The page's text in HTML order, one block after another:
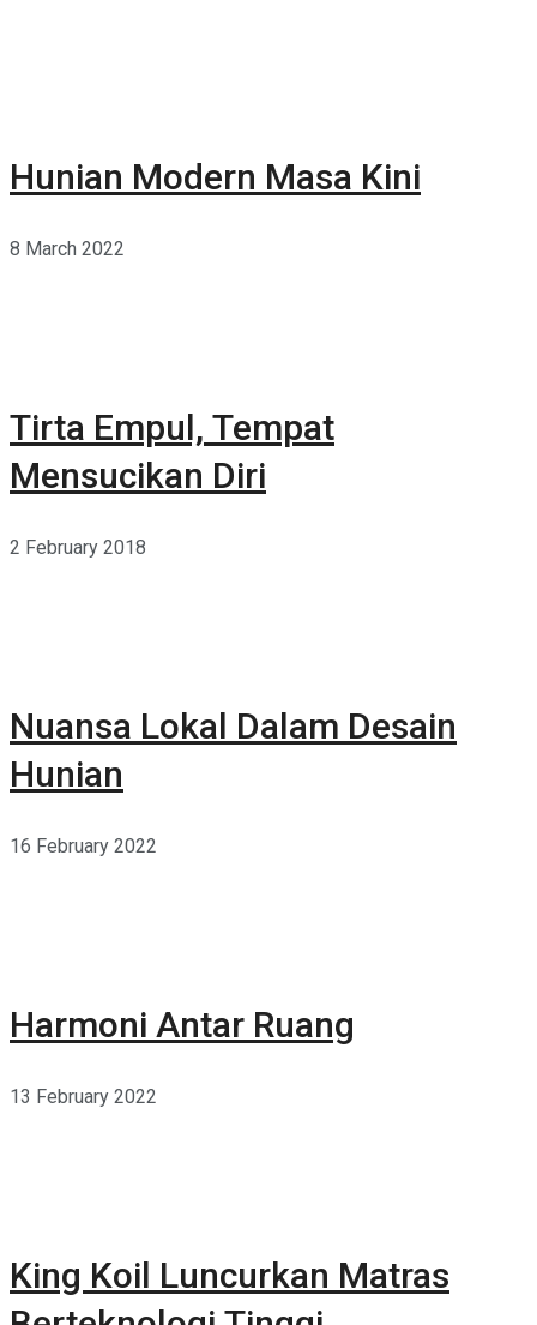
Hunian Modern Masa Kini
8 March 2022
Tirta Empul, Tempat
Mensucikan Diri
2 February 2018
Nuansa Lokal Dalam Desain
Hunian
16 February 2022
Harmoni Antar Ruang
13 February 2022
King Koil Luncurkan Matras